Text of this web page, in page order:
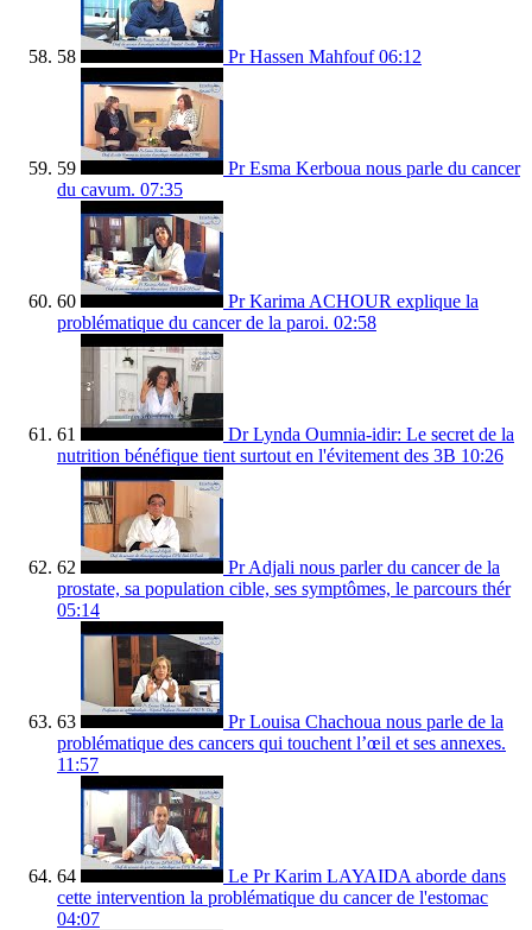
58 Pr Hassen Mahfouf 06:12
59
Pr Esma Kerboua nous parle du cancer
du cavum. 07:35
60
Pr Karima ACHOUR explique la
problématique du cancer de la paroi. 02:58
61
Dr Lynda Oumnia-idir: Le secret de la
nutrition bénéfique tient surtout en l'évitement des 3B 10:26
62
Pr Adjali nous parler du cancer de la
prostate, sa population cible, ses symptômes, le parcours thér
05:14
63
Pr Louisa Chachoua nous parle de la
problématique des cancers qui touchent l’œil et ses annexes.
11:57
64
Le Pr Karim LAYAIDA aborde dans
cette intervention la problématique du cancer de l'estomac
04:07